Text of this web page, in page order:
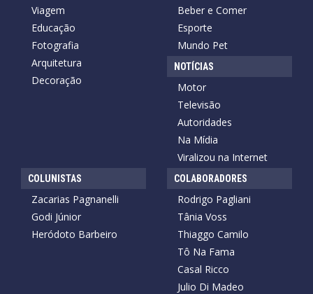
Viagem
Educação
Fotografia
Arquitetura
Decoração
Beber e Comer
Esporte
Mundo Pet
NOTÍCIAS
Motor
Televisão
Autoridades
Na Mídia
Viralizou na Internet
COLUNISTAS
Zacarias Pagnanelli
Godi Júnior
Heródoto Barbeiro
COLABORADORES
Rodrigo Pagliani
Tânia Voss
Thiaggo Camilo
Tô Na Fama
Casal Ricco
Julio Di Madeo